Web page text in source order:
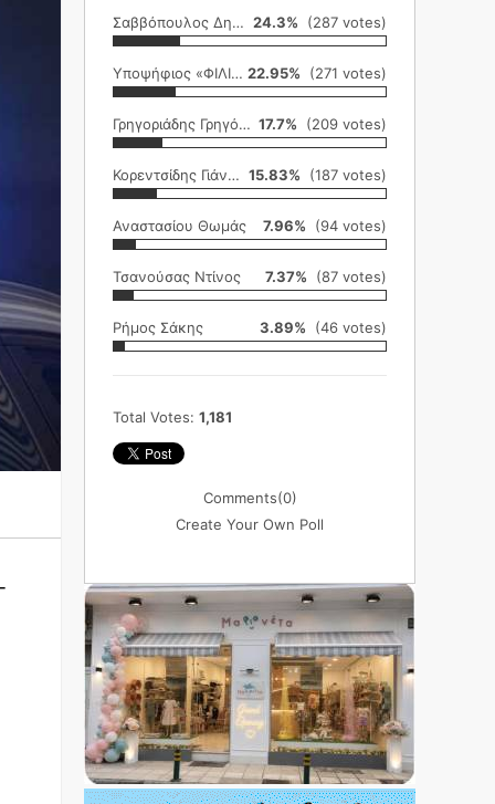
Σαββόπουλος Δημήτρης 24.3% (287 votes)
Υποψήφιος «ΦΙΛΙΚΗ ΕΤΑΙΡΕΙΑ» 22.95% (271 votes)
Γρηγοριάδης Γρηγόρης 17.7% (209 votes)
Κορεντσίδης Γιάννης 15.83% (187 votes)
Αναστασίου Θωμάς 7.96% (94 votes)
Τσανούσας Ντίνος 7.37% (87 votes)
Ρήμος Σάκης 3.89% (46 votes)
Total Votes: 1,181
Comments(0)
Create Your Own Poll